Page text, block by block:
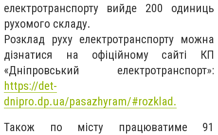
електротранспорту вийде 200 одиниць
рухомого складу.
Розклад руху електротранспорту можна
дізнатися на офіційному сайті КП
«Дніпровський електротранспорт»:
https://det-
dnipro.dp.ua/pasazhyram/#rozklad.
Також по місту працюватиме 91